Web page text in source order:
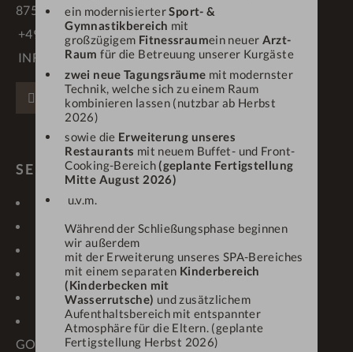
ein modernisierterSport- &
Gymnastikbereich mit
großzügigem Fitnessraumein neuer Arzt-
Raum für die Betreuung unserer Kurgäste
zwei neue Tagungsräume mit modernster
Technik, welche sich zu einem Raum
kombinieren lassen (nutzbar ab Herbst
2026)
sowie die Erweiterung unseres
Restaurants mit neuem Buffet- und Front-
Cooking-Bereich(geplante Fertigstellung
Mitte August 2026)
u.v.m.
Während der Schließungsphase beginnen
wir außerdem
mit der Erweiterung unseres SPA-Bereiches
mit einem separaten Kinderbereich
(Kinderbecken mit
Wasserrutsche) und zusätzlichem
Aufenthaltsbereich mit entspannter
Atmosphäre für die Eltern. (geplante
Fertigstellung Herbst 2026)
87534 OBERSTAUFEN
+49 83 86 70 90
INFO@DEINENGEL.DE
FACEBOOKINSTAGRAMPINTEREST
SERVICE & LINKS
KONTAKT
GUTSCHEINE
NEWSLETTER
IMPRESSIONEN
KARRIERE
PROSPEKTE
ONLINE-CHECK-IN
ANFRAGEN
OBERSTAUFEN PLUS-
GOLF